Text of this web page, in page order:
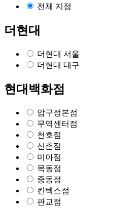
전체 지점
더현대
더현대 서울
더현대 대구
현대백화점
압구정본점
무역센터점
천호점
신촌점
미아점
목동점
중동점
킨텍스점
판교점